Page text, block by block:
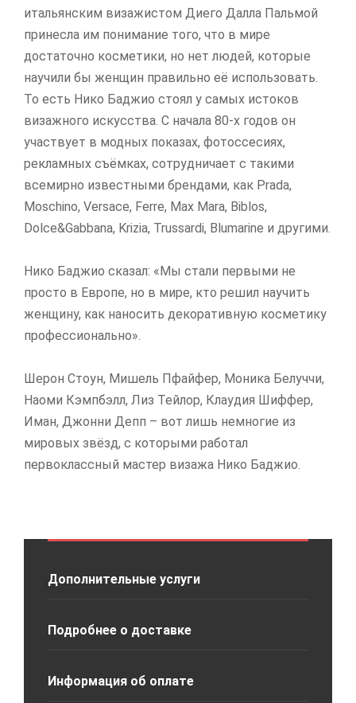
итальянским визажистом Диего Далла Пальмой
принесла им понимание того, что в мире
достаточно косметики, но нет людей, которые
научили бы женщин правильно её использовать.
То есть Нико Баджио стоял у самых истоков
визажного искусства. С начала 80-х годов он
участвует в модных показах, фотоссесиях,
рекламных съёмках, сотрудничает с такими
всемирно известными брендами, как Prada,
Moschino, Versace, Ferre, Max Mara, Biblos,
Dolce&Gabbana, Krizia, Trussardi, Blumarine и другими.
Нико Баджио сказал: «Мы стали первыми не
просто в Европе, но в мире, кто решил научить
женщину, как наносить декоративную косметику
профессионально».
Шерон Стоун, Мишель Пфайфер, Моника Белуччи,
Наоми Кэмпбэлл, Лиз Тейлор, Клаудия Шиффер,
Иман, Джонни Депп – вот лишь немногие из
мировых звёзд, с которыми работал
первоклассный мастер визажа Нико Баджио.
Дополнительные услуги
Подробнее о доставке
Информация об оплате